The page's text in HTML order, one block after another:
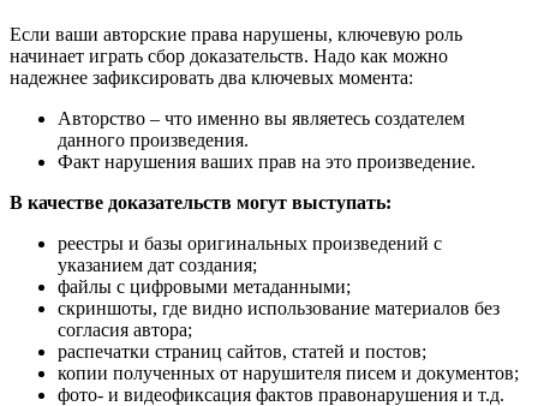
Если ваши авторские права нарушены, ключевую роль
начинает играть сбор доказательств. Надо как можно
надежнее зафиксировать два ключевых момента:
Авторство – что именно вы являетесь создателем
данного произведения.
Факт нарушения ваших прав на это произведение.
В качестве доказательств могут выступать:
реестры и базы оригинальных произведений с
указанием дат создания;
файлы с цифровыми метаданными;
скриншоты, где видно использование материалов без
согласия автора;
распечатки страниц сайтов, статей и постов;
копии полученных от нарушителя писем и документов;
фото- и видеофиксация фактов правонарушения и т.д.